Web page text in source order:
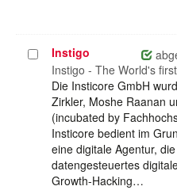
Projekt
auswählen
Instigo
Instigo - The World's
Die Insticore GmbH
Zirkler, Moshe Raanan
(incubated by
Insticore bedient im
eine digitale Agentur,
datengesteuertes
Growth-Hacking…